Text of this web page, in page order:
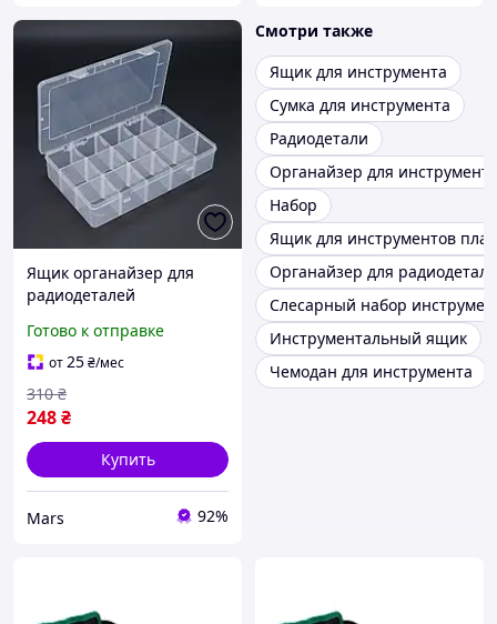
Ящик органайзер для
радиодеталей
275х55х165 мм бокс для
хранения компонентов
Готово к отправке
от25₴/мес
248₴
310 ₴
Купить
Mars 92%
Смотри также
Ящик для инструмента
Сумка для инструмента
Радиодетали
Органайзер для инструмента
Набор
Ящик для инструментов
Органайзер для
Слесарный набор
Инструментальный ящик
Чемодан для инструмента